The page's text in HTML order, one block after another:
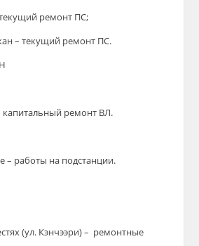
ремонт ПС;
– текущий ремонт ПС.
капитальный ремонт ВЛ.
– работы на подстанции.
(ул. Кэнчээри) – ремонтные